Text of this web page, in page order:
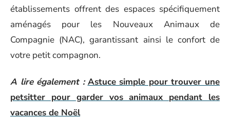
établissements offrent des espaces spécifiquement
aménagés pour les Nouveaux Animaux de
Compagnie (NAC), garantissant ainsi le confort de
votre petit compagnon.
A lire également : Astuce simple pour trouver une
petsitter pour garder vos animaux pendant les
vacances de Noël